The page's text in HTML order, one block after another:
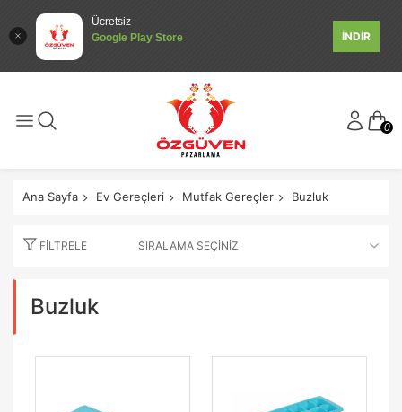
Ücretsiz
Google Play Store
İNDİR
0
Ana Sayfa Ev Gereçleri Mutfak Gereçler Buzluk
FILTRELE
Buzluk